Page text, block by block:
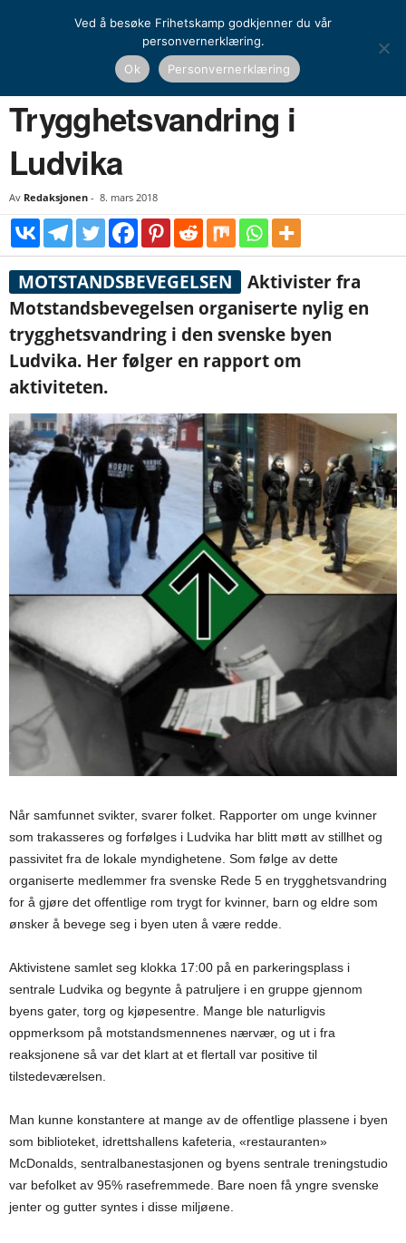
Aktivisme Trygghetsvandring i Ludvika
AKTIVISME NYHETER NORDEN
Trygghetsvandring i
Ludvika
Av Redaksjonen - 8. mars 2018
MOTSTANDSBEVEGELSEN
Aktivister fra
Motstandsbevegelsen organiserte nylig en
trygghetsvandring i den svenske byen
Ludvika. Her følger en rapport om
aktiviteten.
Når samfunnet svikter, svarer folket. Rapporter om unge kvinner
som trakasseres og forfølges i Ludvika har blitt møtt av stillhet og
passivitet fra de lokale myndighetene. Som følge av dette
organiserte medlemmer fra svenske Rede 5 en trygghetsvandring
for å gjøre det offentlige rom trygt for kvinner, barn og eldre som
ønsker å bevege seg i byen uten å være redde.
Aktivistene samlet seg klokka 17:00 på en parkeringsplass i
sentrale Ludvika og begynte å patruljere i en gruppe gjennom
byens gater, torg og kjøpesentre. Mange ble naturligvis
oppmerksom på motstandsmennenes nærvær, og ut i fra
reaksjonene så var det klart at et flertall var positive til
tilstedeværelsen.
Man kunne konstantere at mange av de offentlige plassene i byen
som biblioteket, idrettshallens kafeteria, «restauranten»
McDonalds, sentralbanestasjonen og byens sentrale treningstudio
var befolket av 95% rasefremmede. Bare noen få yngre svenske
jenter og gutter syntes i disse miljøene.
Ved å besøke Frihetskamp godkjenner du vår
personvernerklæring.
Ok
Personvernerklæring